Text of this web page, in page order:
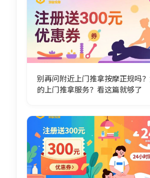
别再问附近上门推拿按摩正规吗
的上门推拿服务？看这篇就够了